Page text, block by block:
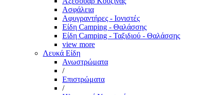
Ασφάλεια
Αφυγραντήρες - Ιονιστές
Είδη Camping - Θαλάσσης
Είδη Camping - Ταξιδιού - Θαλάσσης
view more
Λευκά Είδη
Ανωστρώματα
/
Επιστρώματα
/